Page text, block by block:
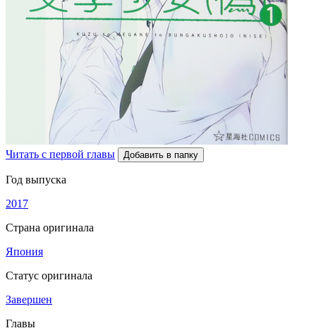
Читать с первой главы Добавить в папку
Год выпуска
2017
Страна оригинала
Япония
Статус оригинала
Завершен
Главы